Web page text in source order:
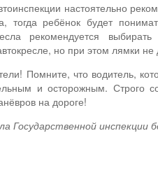
настоятельно
тогда ребёнок будет
рекомендуется
но при этом лямки
Помните, что водитель,
и осторожным. Строго
на дороге!
Государственной инспекции